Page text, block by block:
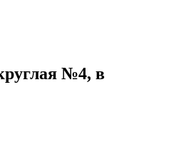
№4, в